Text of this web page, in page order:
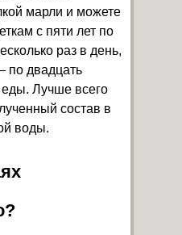
марли и можете
с пяти лет по
раз в день,
по двадцать
еды. Лучше всего
состав в
воды.